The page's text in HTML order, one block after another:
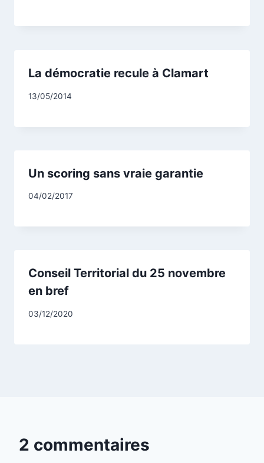
La démocratie recule à Clamart
Par
13/05/2014
Un scoring sans vraie garantie
Par
04/02/2017
Conseil Territorial du 25 novembre
en bref
Par
03/12/2020
2 commentaires